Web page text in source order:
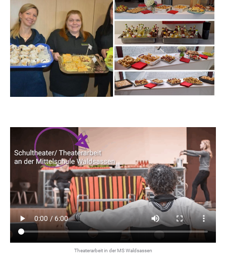
Theaterarbeit in der MS Waldsassen